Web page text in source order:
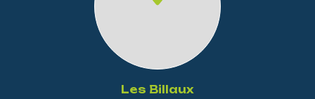
Les Billaux